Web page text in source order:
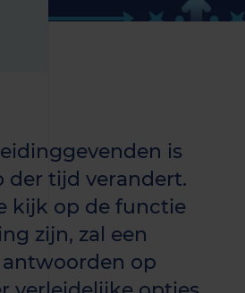
is
der tijd verandert.
kijk op de functie
zijn, zal een
op